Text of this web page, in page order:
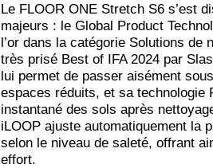
Le FLOOR ONE Stretch S6 s’est
majeurs : le Global Product
l’or dans la catégorie Solutions de
très prisé Best of IFA 2024 par
lui permet de passer aisément
espaces réduits, et sa technologie
instantané des sols après
iLOOP ajuste automatiquement la
selon le niveau de saleté, offrant
effort.